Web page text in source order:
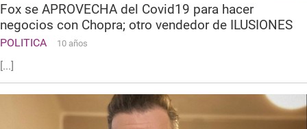
Fox se APROVECHA del Covid19 para hacer
negocios con Chopra; otro vendedor de ILUSIONES
POLITICA 10 años
[...]